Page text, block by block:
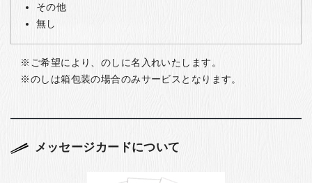
その他
無し
ご希望により、のしに名入れいたします。
のしは箱包装の場合のみサービスとなります。
メッセージカードについて